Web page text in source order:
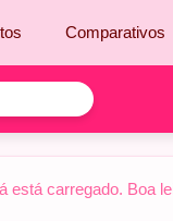
Comparativos
está carregado. Boa